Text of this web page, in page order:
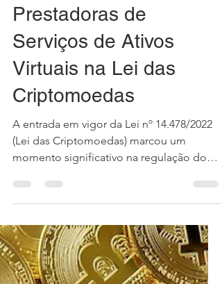
Oscar Valente Cardoso
Supervisão e
Regulação das
Prestadoras de
Serviços de Ativos
Virtuais na Lei das
Criptomoedas
A entrada em vigor da Lei nº 14.478/2022